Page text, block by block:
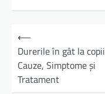
N⟵
Durerile în gât la
Cauze, Simptome și
Tratament